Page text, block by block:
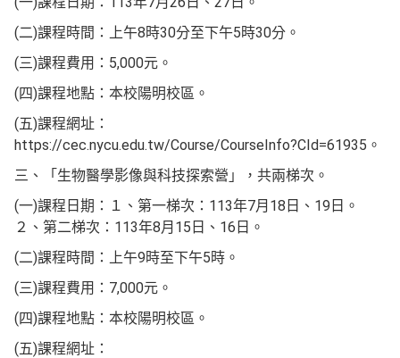
(二)課程時間：上午8時30分至下午5時30分。
(三)課程費用：5,000元。
(四)課程地點：本校陽明校區。
(五)課程網址：
https://cec.nycu.edu.tw/Course/CourseInfo?CId=61935。
三、「生物醫學影像與科技探索營」，共兩梯次。
(一)課程日期：１、第一梯次：113年7月18日、19日。
２、第二梯次：113年8月15日、16日。
(二)課程時間：上午9時至下午5時。
(三)課程費用：7,000元。
(四)課程地點：本校陽明校區。
(五)課程網址：